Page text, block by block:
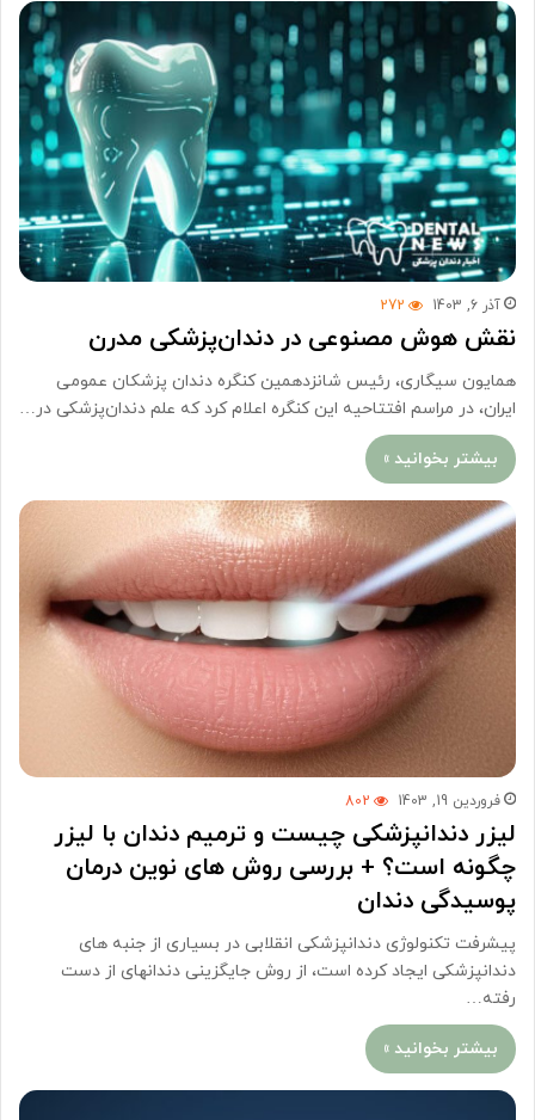
آذر 6, 1403 272
نقش هوش مصنوعی در دندان‌پزشکی مدرن
همایون سیگاری، رئیس شانزدهمین کنگره دندان پزشکان عمومی
ایران، در مراسم افتتاحیه این کنگره اعلام کرد که علم دندان‌پزشکی در…
بیشتر بخوانید »
فروردین 19, 1403 802
لیزر دندانپزشکی چیست و ترمیم دندان با لیزر
چگونه است؟ + بررسی روش های نوین درمان
پوسیدگی دندان
پیشرفت تکنولوژی دندانپزشکی انقلابی در بسیاری از جنبه های
دندانپزشکی ایجاد کرده است، از روش جایگزینی دندانهای از دست
رفته…
بیشتر بخوانید »